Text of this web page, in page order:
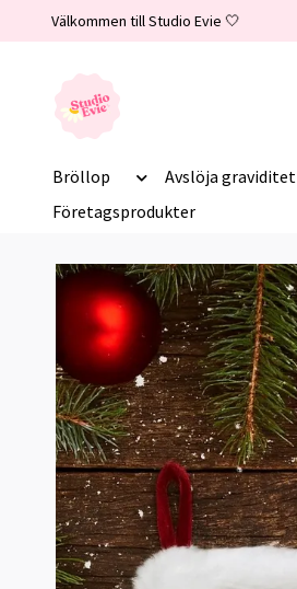
Välkommen till Studio Evie 🤍
Bröllop Avslöja graviditet
Företagsprodukter